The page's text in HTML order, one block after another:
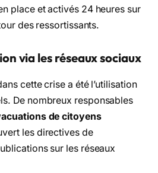
place et activés 24 heures sur
des ressortissants.
via les réseaux sociaux
cette crise a été l’utilisation
De nombreux responsables
de citoyens
les directives de
sur les réseaux